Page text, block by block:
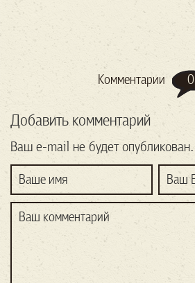
Комментарии 0
Добавить комментарий
Ваш e-mail не будет опубликован.